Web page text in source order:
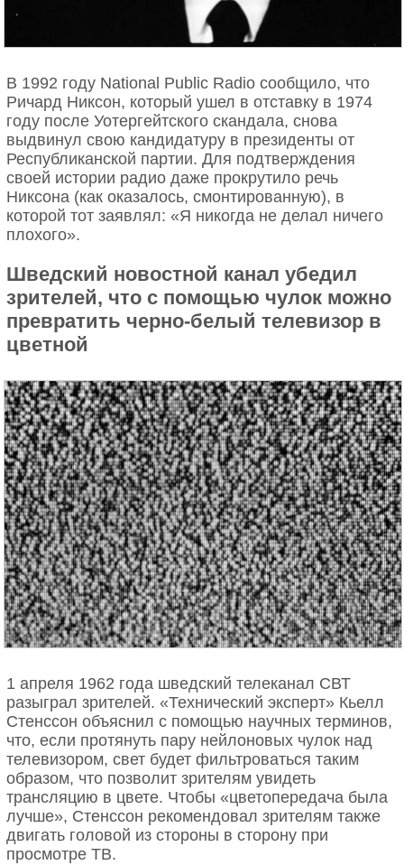
В 1992 году National Public Radio сообщило, что
Ричард Никсон, который ушел в отставку в 1974
году после Уотергейтского скандала, снова
выдвинул свою кандидатуру в президенты от
Республиканской партии. Для подтверждения
своей истории радио даже прокрутило речь
Никсона (как оказалось, смонтированную), в
которой тот заявлял: «Я никогда не делал ничего
плохого».
Шведский новостной канал убедил
зрителей, что с помощью чулок можно
превратить черно-белый телевизор в
цветной
1 апреля 1962 года шведский телеканал СВТ
разыграл зрителей. «Технический эксперт» Кьелл
Стенссон объяснил с помощью научных терминов,
что, если протянуть пару нейлоновых чулок над
телевизором, свет будет фильтроваться таким
образом, что позволит зрителям увидеть
трансляцию в цвете. Чтобы «цветопередача была
лучше», Стенссон рекомендовал зрителям также
двигать головой из стороны в сторону при
просмотре ТВ.